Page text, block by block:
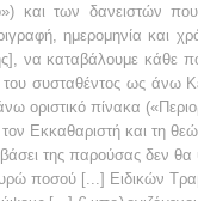
και των δανειστών
ημερομηνία και
να καταβάλουμε κάθε
συσταθέντος ως άνω
άνω οριστικό πίνακα
Εκκαθαριστή και τη
της παρούσας δεν θα
ποσού [...] Ειδικών